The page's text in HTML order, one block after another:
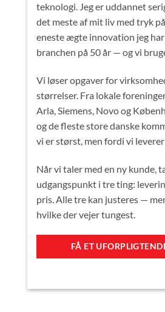
teknologi. Jeg er uddannet
det meste af mit liv med tryk
eneste ægte innovation jeg
branchen på 50 år — og vi
Vi løser opgaver for
størrelser. Fra lokale
Arla, Siemens, Novo og
og de fleste store danske
vi er størst, men fordi vi
Når vi taler med en ny kunde,
udgangspunkt i tre ting:
pris. Alle tre kan justeres —
hvilke der vejer tungest.
FÅ ET